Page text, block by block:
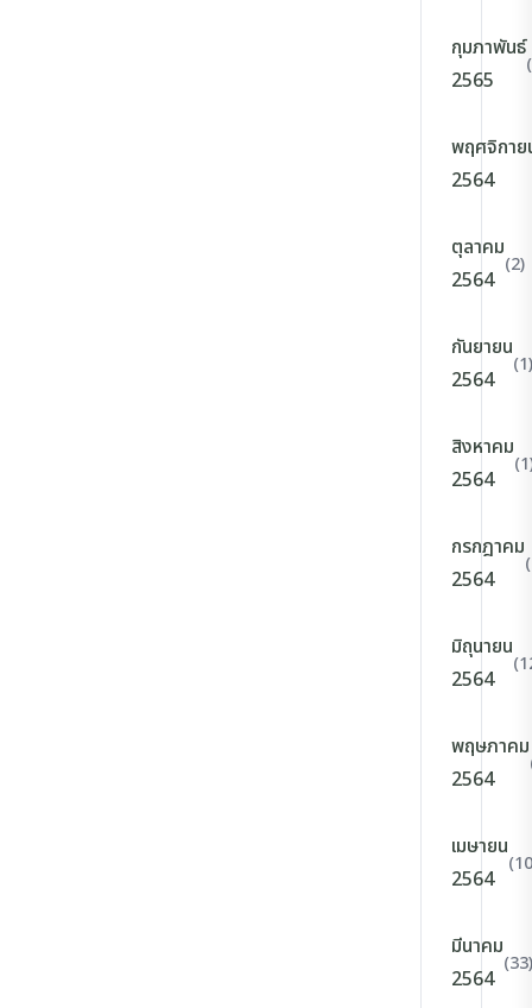
กุมภาพันธ์
2565
พฤศจิกาย
2564
ตุลาคม
2564
(2)
กันยายน
2564
(1)
สิงหาคม
2564
กรกฎาคม
2564
มิถุนายน
2564
พฤษภาคม
2564
เมษายน
2564
มีนาคม
2564
(33)